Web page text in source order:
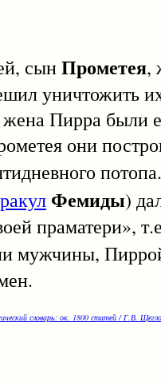
сынПрометея,
уничтожить
Пирра были
они
Фемиды)
мужчины,
словарь: ок. 1800 статей / Г.В.